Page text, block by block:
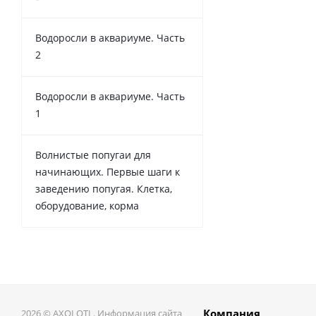
Водоросли в аквариуме. Часть
2
Водоросли в аквариуме. Часть
1
Волнистые попугаи для
начинающих. Первые шаги к
заведению попугая. Клетка,
оборудование, корма
2026 © AXOLOTL. Информация сайта Компания